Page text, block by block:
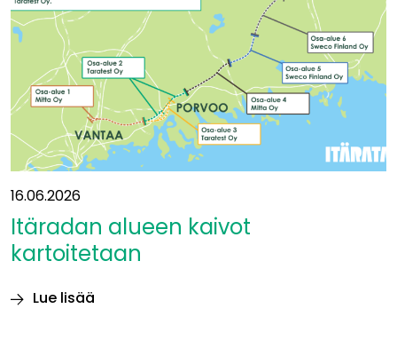
betoni
aiheuttavat
suurimmat
luontovaikutukset
16.06.2026
Itäradan alueen kaivot
kartoitetaan
Lue lisää